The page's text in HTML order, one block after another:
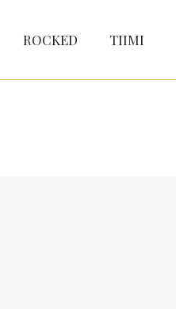
ROCKED TIIMI